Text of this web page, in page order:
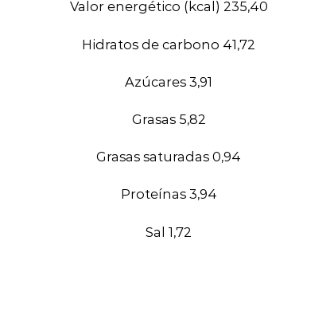
Valor energético (kcal) 235,40
Hidratos de carbono 41,72
Azúcares 3,91
Grasas 5,82
Grasas saturadas 0,94
Proteínas 3,94
Sal 1,72